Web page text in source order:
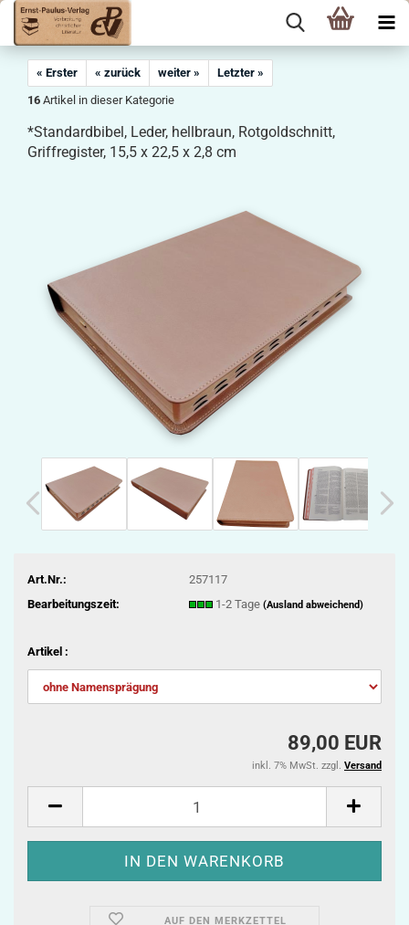
« Erster « zurück weiter »
Letzter »
16 Artikel in dieser Kategorie
*Standardbibel, Leder, hellbraun, Rotgoldschnitt,
Griffregister, 15,5 x 22,5 x 2,8 cm
Art.Nr.:
257117
Bearbeitungszeit:
1-2 Tage (Ausland abweichend)
Artikel :
89,00 EUR
inkl. 7% MwSt. zzgl. Versand
AUF DEN MERKZETTEL